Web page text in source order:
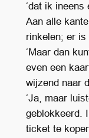
‘dat ik ineens
Aan alle
rinkelen; er is
‘Maar dan
even een
wijzend naar
‘Ja, maar
geblokkeerd.
ticket te